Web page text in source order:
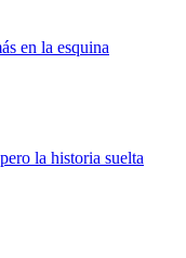
en la esquina
la historia suelta